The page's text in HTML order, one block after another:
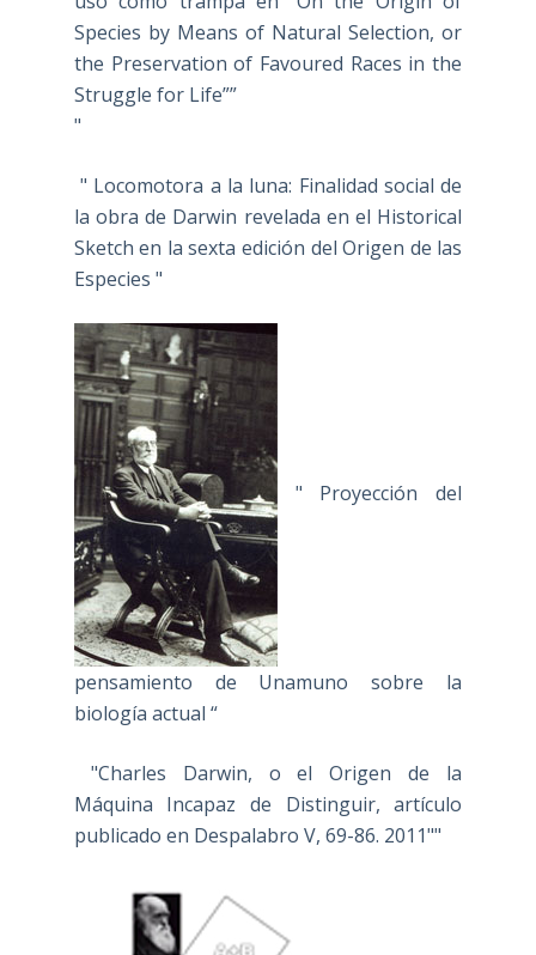
Species by Means of Natural Selection, or
the Preservation of Favoured Races in the
Struggle for Life””
"
" Locomotora a la luna: Finalidad social de
la obra de Darwin revelada en el Historical
Sketch en la sexta edición del Origen de las
Especies "
" Proyección del
pensamiento de Unamuno sobre la
biología actual “
"Charles Darwin, o el Origen de la
Máquina Incapaz de Distinguir, artículo
publicado en Despalabro V, 69-86. 2011""